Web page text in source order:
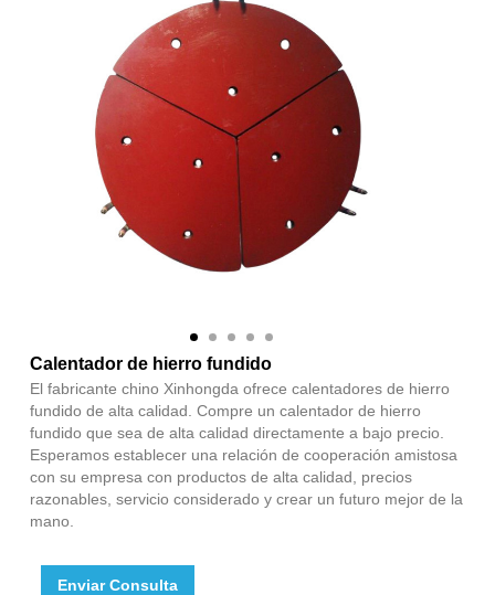
Calentador de hierro fundido
El fabricante chino Xinhongda ofrece calentadores de hierro
fundido de alta calidad. Compre un calentador de hierro
fundido que sea de alta calidad directamente a bajo precio.
Esperamos establecer una relación de cooperación amistosa
con su empresa con productos de alta calidad, precios
razonables, servicio considerado y crear un futuro mejor de la
mano.‌
Enviar Consulta